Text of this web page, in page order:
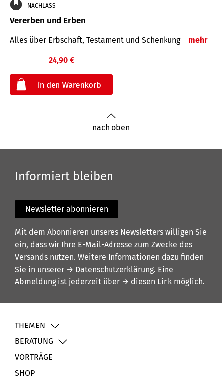
NACHLASS
Vererben und Erben
Alles über Erbschaft, Testament und Schenkung mehr
24,90 €
nach oben
Informiert bleiben
Newsletter abonnieren
Mit dem Abonnieren unseres Newsletters willigen Sie
ein, dass wir Ihre E-Mail-Adresse zum Zwecke des
Versands nutzen. Weitere Informationen dazu finden
Sie in unserer → Datenschutzerklärung. Eine
Abmeldung ist jederzeit über → diesen Link möglich.
THEMEN
BERATUNG
VORTRÄGE
SHOP